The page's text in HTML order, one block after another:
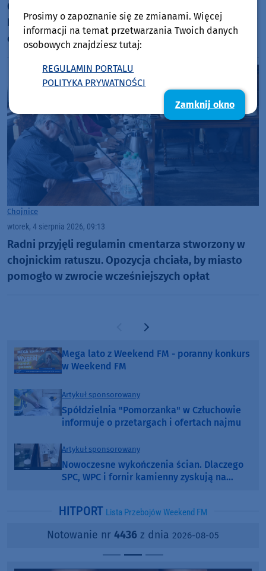
Chata Kaszubska im. Józefa Chełmowskiego w
Brusach-Jagliach przechodzi renowację. Specjaliści
czyszczą strzechę na dachu
Chojnice
wtorek, 4 sierpnia 2026, 09:13
Radni przyjęli regulamin cmentarza stworzony w
chojnickim ratuszu. Opozycja chciała, by miasto
pomogło w zwrocie wcześniejszych opłat
Poprzednia strona
Następna strona
Mega lato z Weekend FM - poranny konkurs
w Weekend FM
Artykuł sponsorowany
Spółdzielnia "Pomorzanka" w Człuchowie
informuje o przetargach i ofertach najmu
Artykuł sponsorowany
Nowoczesne wykończenia ścian. Dlaczego
SPC, WPC i fornir kamienny zyskują na
HITPORT Lista Przebojów Weekend FM
Notowanie nr 4436 z dnia 2026-08-05
Prosimy o zapoznanie się ze zmianami. Więcej
informacji na temat przetwarzania Twoich danych
osobowych znajdziesz tutaj:
REGULAMIN PORTALU
POLITYKA PRYWATNOŚCI
Zamknij okno